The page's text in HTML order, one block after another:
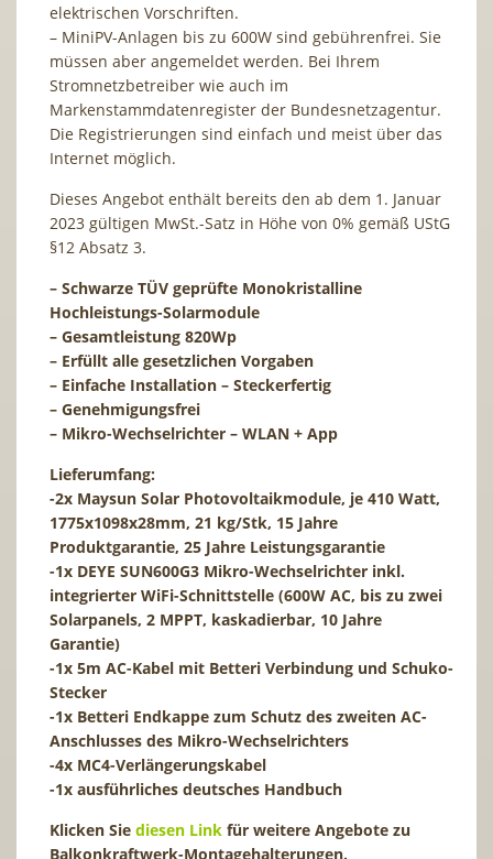
elektrischen Vorschriften.
– MiniPV-Anlagen bis zu 600W sind gebührenfrei. Sie
müssen aber angemeldet werden. Bei Ihrem
Stromnetzbetreiber wie auch im
Markenstammdatenregister der Bundesnetzagentur.
Die Registrierungen sind einfach und meist über das
Internet möglich.
Dieses Angebot enthält bereits den ab dem 1. Januar
2023 gültigen MwSt.-Satz in Höhe von 0% gemäß UStG
§12 Absatz 3.
– Schwarze TÜV geprüfte Monokristalline
Hochleistungs-Solarmodule
– Gesamtleistung 820Wp
– Erfüllt alle gesetzlichen Vorgaben
– Einfache Installation – Steckerfertig
– Genehmigungsfrei
– Mikro-Wechselrichter – WLAN + App
Lieferumfang:
-2x Maysun Solar Photovoltaikmodule, je 410 Watt,
1775x1098x28mm, 21 kg/Stk, 15 Jahre
Produktgarantie, 25 Jahre Leistungsgarantie
-1x DEYE SUN600G3 Mikro-Wechselrichter inkl.
integrierter WiFi-Schnittstelle (600W AC, bis zu zwei
Solarpanels, 2 MPPT, kaskadierbar, 10 Jahre
Garantie)
-1x 5m AC-Kabel mit Betteri Verbindung und Schuko-
Stecker
-1x Betteri Endkappe zum Schutz des zweiten AC-
Anschlusses des Mikro-Wechselrichters
-4x MC4-Verlängerungskabel
-1x ausführliches deutsches Handbuch
Klicken Sie diesen Link für weitere Angebote zu
Balkonkraftwerk-Montagehalterungen.